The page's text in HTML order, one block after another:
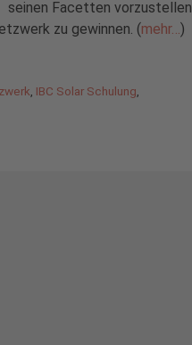
seinen Facetten vorzustellen
zu gewinnen. (mehr… )
IBC Solar Schulung